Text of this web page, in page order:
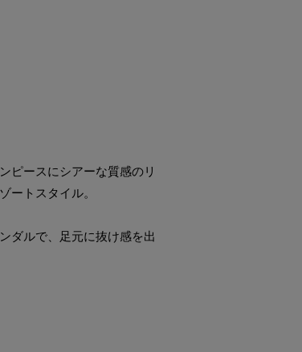
ピースにシアーな質感のリ
ートスタイル。
ダルで、足元に抜け感を出